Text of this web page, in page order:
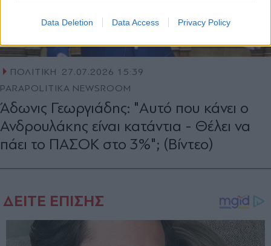
Data Deletion Data Access Privacy Policy
ΠΟΛΙΤΙΚΗ
27.07.2026 15:39
PARAPOLITIKA NEWSROOM
Άδωνις Γεωργιάδης: "Αυτό που κάνει ο
Ανδρουλάκης είναι κατάντια - Θέλει να
πάει το ΠΑΣΟΚ στο 3%"; (Βίντεο)